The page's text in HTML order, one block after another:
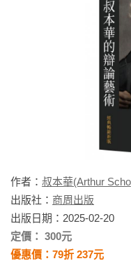
作者： 叔本華(Arthur
出版社： 商周出版
出版日期：2025-02-20
定價： 300元
優惠價：79折 237元